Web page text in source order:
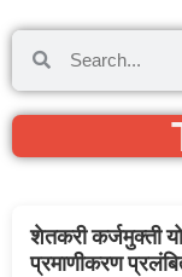
शेतकरी कर्जमुक्ती
प्रमाणीकरण